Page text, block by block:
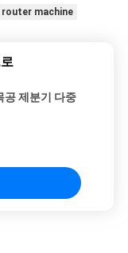
router machine
공 제분기 다중